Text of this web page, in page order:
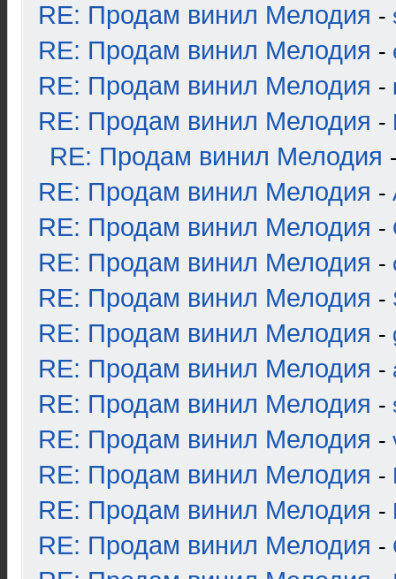
RE: Продам винил Мелодия -
RE: Продам винил Мелодия -
RE: Продам винил Мелодия -
RE: Продам винил Мелодия -
RE: Продам винил Мелодия
RE: Продам винил Мелодия -
RE: Продам винил Мелодия -
RE: Продам винил Мелодия -
RE: Продам винил Мелодия -
RE: Продам винил Мелодия -
RE: Продам винил Мелодия -
RE: Продам винил Мелодия -
RE: Продам винил Мелодия -
RE: Продам винил Мелодия -
RE: Продам винил Мелодия -
RE: Продам винил Мелодия -